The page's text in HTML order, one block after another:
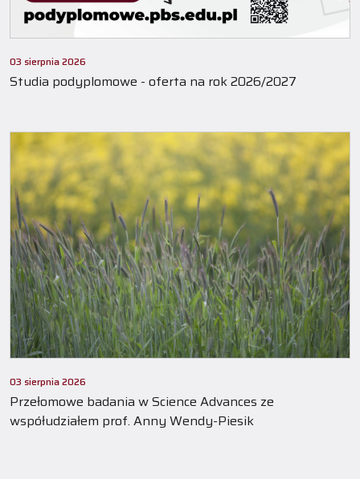
03 sierpnia 2026
Studia podyplomowe - oferta na rok 2026/2027
03 sierpnia 2026
Przełomowe badania w Science Advances ze
współudziałem prof. Anny Wendy-Piesik